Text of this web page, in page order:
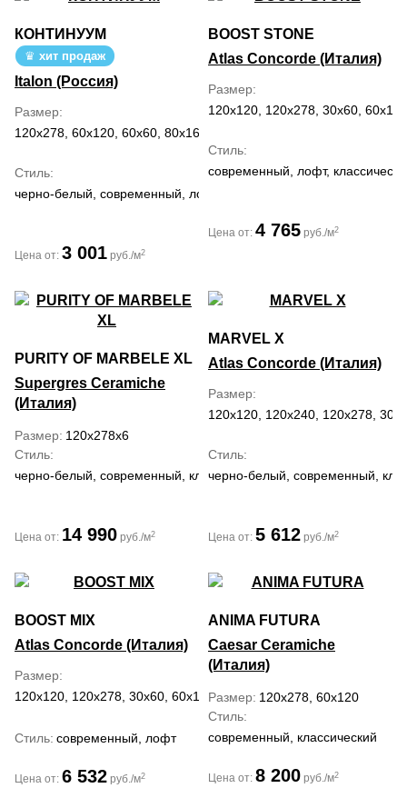
КОНТИНУУМ
хит продаж
Italon (Россия)
Размер
120x278, 60x120, 60x60, 80x160
Стиль
черно-белый, современный, лофт, модерн, романтизм
Цена от: 3 001 руб./м2
BOOST STONE
Atlas Concorde (Италия)
Размер
120x120, 120x278, 30x60,
Стиль
современный, лофт,
Цена от: 4 765 руб./м2
PURITY OF MARBELE XL
Supergres Ceramiche
(Италия)
Размер 120x278x6
Стиль
черно-белый, современный, классический
Цена от: 14 990 руб./м2
MARVEL X
Atlas Concorde (Италия)
Размер
120x120, 120x240, 120x278,
Стиль
черно-белый, современный,
Цена от: 5 612 руб./м2
BOOST MIX
Atlas Concorde (Италия)
Размер
120x120, 120x278, 30x60, 60x120, 60x60
Стиль современный, лофт
Цена от: 6 532 руб./м2
ANIMA FUTURA
Caesar Ceramiche
(Италия)
Размер 120x278, 60x120
Стиль
современный, классический
Цена от: 8 200 руб./м2